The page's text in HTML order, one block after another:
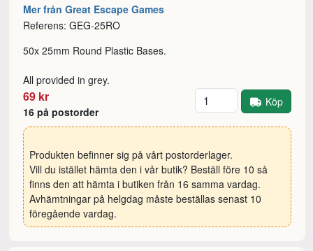
Mer från Great Escape Games
Referens: GEG-25RO
50x 25mm Round Plastic Bases.
All provided in grey.
69 kr
16 på postorder
Antal Köp
Produkten befinner sig på vårt postorderlager.
Vill du istället hämta den i vår butik? Beställ före 10 så
finns den att hämta i butiken från 16 samma vardag.
Avhämtningar på helgdag måste beställas senast 10
föregående vardag.